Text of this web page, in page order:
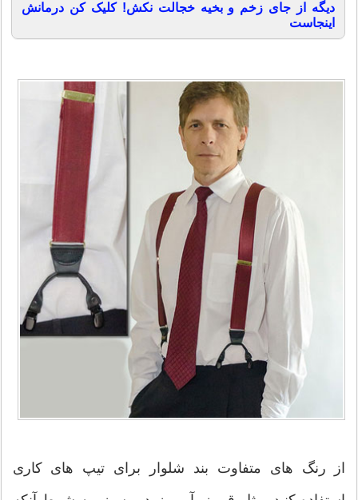
دیگه از جای زخم و بخیه خجالت نکش! کلیک کن درمانش
اینجاست
از رنگ های متفاوت بند شلوار برای تیپ های کاری